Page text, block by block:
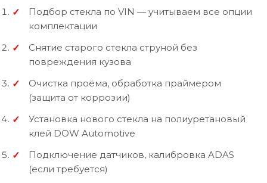
Подбор стекла по VIN — учитываем все опции
комплектации
Снятие старого стекла струной без
повреждения кузова
Очистка проёма, обработка праймером
(защита от коррозии)
Установка нового стекла на полиуретановый
клей DOW Automotive
Подключение датчиков, калибровка ADAS
(если требуется)